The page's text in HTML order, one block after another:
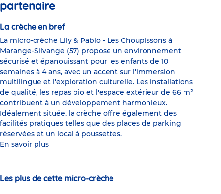
partenaire
La crèche en bref
La micro-crèche Lily & Pablo - Les Choupissons à
Marange-Silvange (57) propose un environnement
sécurisé et épanouissant pour les enfants de 10
semaines à 4 ans, avec un accent sur l'immersion
multilingue et l'exploration culturelle. Les installations
de qualité, les repas bio et l'espace extérieur de 66 m²
contribuent à un développement harmonieux.
Idéalement située, la crèche offre également des
facilités pratiques telles que des places de parking
réservées et un local à poussettes.
En savoir plus
Les plus de cette micro-crèche